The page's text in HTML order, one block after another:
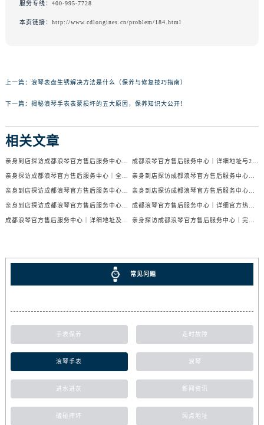
服务专线： 400-995-7728
本页链接： http://www.cdlongines.cn/problem/184.html
上一篇： 浪琴表盘生锈解决方法是什么（保养与修复技巧指南）
下一篇： 揭秘浪琴手表表蒙损坏的五大原因，保养知识大公开！
相关文章
常见问题
手表保养 走时故障
浪琴手表 浪琴
进水进灰 新闻资讯
磕碰摔坏 网点地址